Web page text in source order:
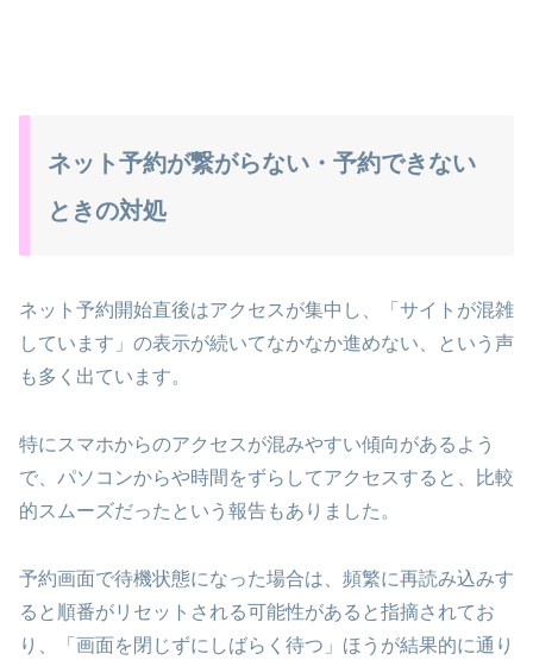
ネット予約が繋がらない・予約できない
ときの対処
ネット予約開始直後はアクセスが集中し、「サイトが混雑
しています」の表示が続いてなかなか進めない、という声
も多く出ています。
特にスマホからのアクセスが混みやすい傾向があるよう
で、パソコンからや時間をずらしてアクセスすると、比較
的スムーズだったという報告もありました。
予約画面で待機状態になった場合は、頻繁に再読み込みす
ると順番がリセットされる可能性があると指摘されてお
り、「画面を閉じずにしばらく待つ」ほうが結果的に通り